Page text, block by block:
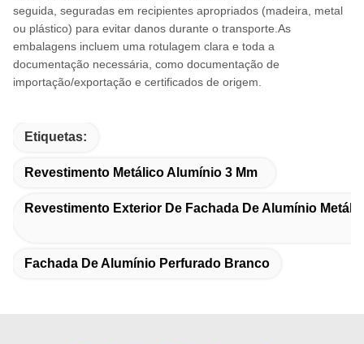
seguida, seguradas em recipientes apropriados (madeira, metal
ou plástico) para evitar danos durante o transporte.As
embalagens incluem uma rotulagem clara e toda a
documentação necessária, como documentação de
importação/exportação e certificados de origem.
Etiquetas:
Revestimento Metálico Alumínio 3 Mm
Revestimento Exterior De Fachada De Alumínio
Fachada De Alumínio Perfurado Branco